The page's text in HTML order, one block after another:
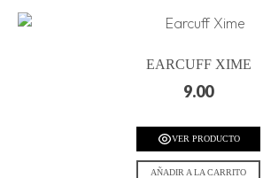
EARCUFF XIME
9.00
VER PRODUCTO
AÑADIR A LA CARRITO